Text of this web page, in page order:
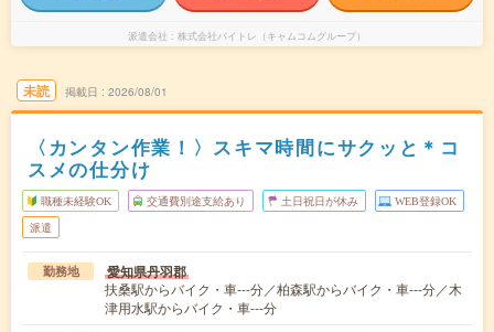
派遣会社 株式会社バイトレ（キャムコムグループ）
未読 掲載日 2026/08/01
〈カンタン作業！〉スキマ時間にサクッと＊コ
スメの仕分け
職種未経験OK 交通費別途支給あり 土日祝日が休み WEB登録OK
派遣
勤務地 愛知県丹羽郡
扶桑駅からバイク・車---分／柏森駅からバイク・車---分／木
津用水駅からバイク・車---分